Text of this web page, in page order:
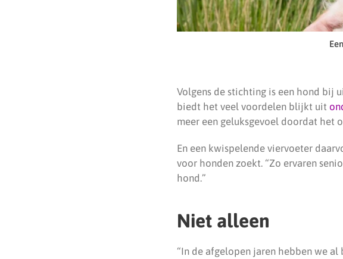
Volgens de stichting is een hond bij
biedt het veel voordelen blijkt uit
meer een geluksgevoel doordat het
En een kwispelende viervoeter
voor honden zoekt. “Zo ervaren
hond.”
Niet alleen
“In de afgelopen jaren hebben we